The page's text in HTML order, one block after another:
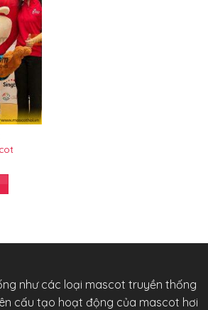
như các loại mascot truyền thống
cấu tạo hoạt động của mascot hơi